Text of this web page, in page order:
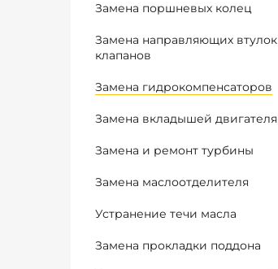
Замена поршневых колец
Замена направляющих втулок
клапанов
Замена гидрокомпенсаторов
Замена вкладышей двигателя
Замена и ремонт турбины
Замена маслоотделителя
Устранение течи масла
Замена прокладки поддона